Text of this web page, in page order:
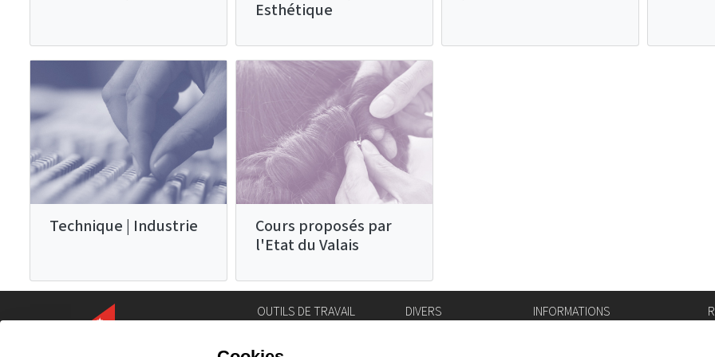
Esthétique
Technique | Industrie
Cours proposés par
l'Etat du Valais
OUTILS DE TRAVAIL
Géoportail
DIVERS
INFORMATIONS